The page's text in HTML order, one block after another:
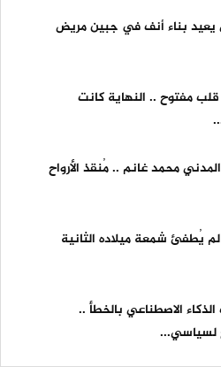
يعيد بناء أنف في جبين مريض
قلب مفتوح .. النهاية كانت
محمد غانم .. مُنقذ الأرواح
يُطفئ شمعة ميلاده الثانية
الذكاء الاصطناعي بالخطأ ..
لسياسي...